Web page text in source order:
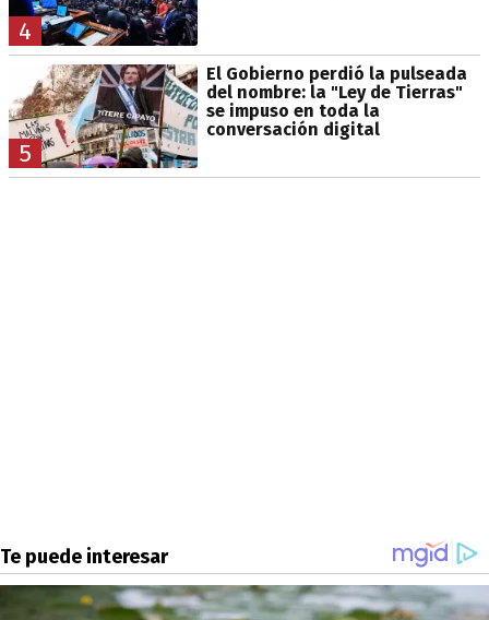
4
5
El Gobierno perdió la pulseada
del nombre: la "Ley de Tierras"
se impuso en toda la
conversación digital